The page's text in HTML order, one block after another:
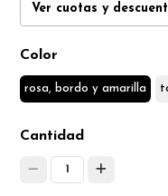
Ver cuotas y
Color
rosa, bordo y amarilla
Cantidad
1